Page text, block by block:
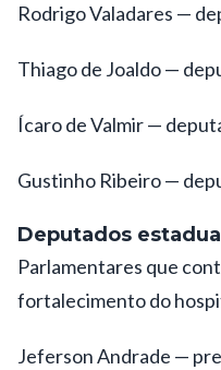
Rodrigo Valadares —
Thiago de Joaldo —
Ícaro de Valmir —
Gustinho Ribeiro —
Deputados
Parlamentares que
fortalecimento do
Jeferson Andrade —